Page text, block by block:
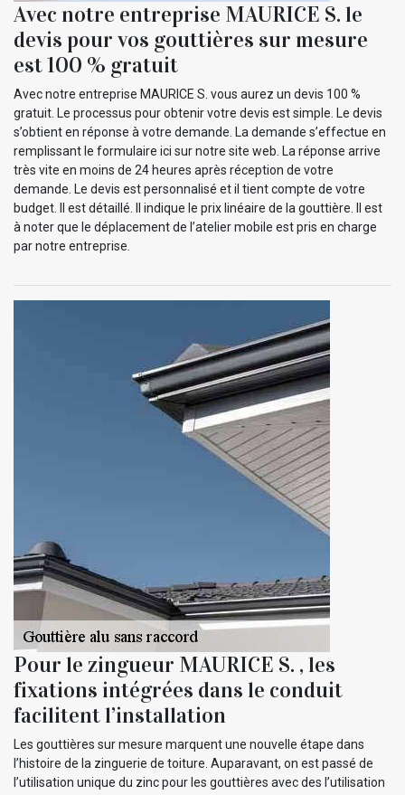
Avec notre entreprise MAURICE S. le
devis pour vos gouttières sur mesure
est 100 % gratuit
Avec notre entreprise MAURICE S. vous aurez un devis 100 %
gratuit. Le processus pour obtenir votre devis est simple. Le devis
s’obtient en réponse à votre demande. La demande s’effectue en
remplissant le formulaire ici sur notre site web. La réponse arrive
très vite en moins de 24 heures après réception de votre
demande. Le devis est personnalisé et il tient compte de votre
budget. Il est détaillé. Il indique le prix linéaire de la gouttière. Il est
à noter que le déplacement de l’atelier mobile est pris en charge
par notre entreprise.
Pour le zingueur MAURICE S. , les
fixations intégrées dans le conduit
facilitent l’installation
Les gouttières sur mesure marquent une nouvelle étape dans
l’histoire de la zinguerie de toiture. Auparavant, on est passé de
l’utilisation unique du zinc pour les gouttières avec des l’utilisation